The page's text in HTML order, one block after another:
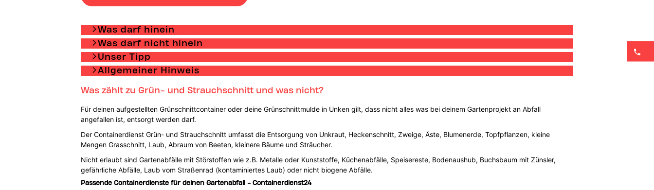
Was darf hinein
Was darf nicht hinein
Unser Tipp
Allgemeiner Hinweis
Was zählt zu Grün- und Strauchschnitt und was nicht?
Für deinen aufgestellten Grünschnittcontainer oder deine Grünschnittmulde in Unken gilt, dass nicht alles was bei deinem Gartenprojekt an Abfall
angefallen ist, entsorgt werden darf.
Der Containerdienst Grün- und Strauchschnitt umfasst die Entsorgung von Unkraut, Heckenschnitt, Zweige, Äste, Blumenerde, Topfpflanzen, kleine
Mengen Grasschnitt, Laub, Abraum von Beeten, kleinere Bäume und Sträucher.
Nicht erlaubt sind Gartenabfälle mit Störstoffen wie z.B. Metalle oder Kunststoffe, Küchenabfälle, Speisereste, Bodenaushub, Buchsbaum mit Zünsler,
gefährliche Abfälle, Laub vom Straßenrad (kontaminiertes Laub) oder nicht biogene Abfälle.
Passende Containerdienste für deinen Gartenabfall - Containerdienst24